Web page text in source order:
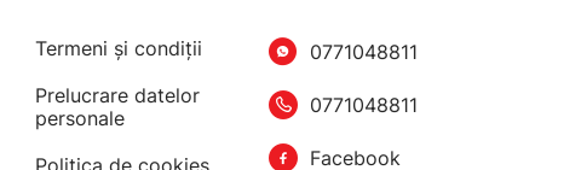
Termeni şi condiţii
Prelucrare datelor
personale
0771048811
0771048811
Facebook